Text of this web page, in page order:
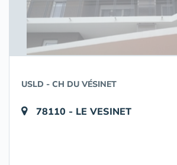
USLD - CH DU VÉSINET
78110 - LE VESINET